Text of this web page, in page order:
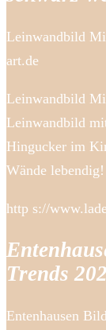
Leinwandbild
art.de
Leinwandbild
Leinwandbild
Hingucker im
Wände lebendig!
http s://
Trends
Entenhausen